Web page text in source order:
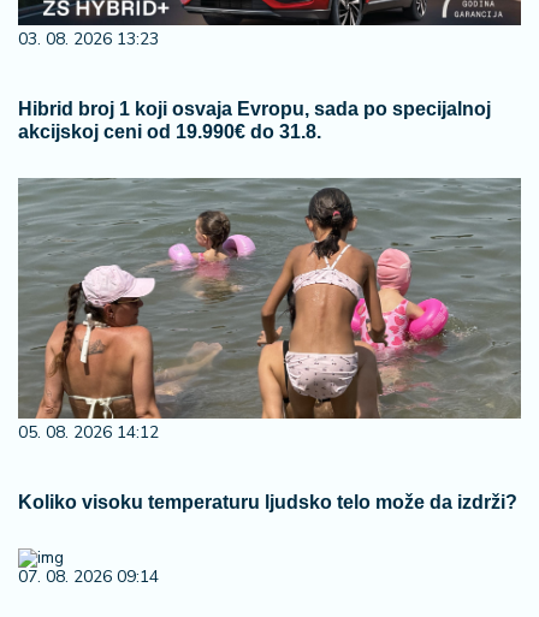
03. 08. 2026 13:23
Hibrid broj 1 koji osvaja Evropu, sada po specijalnoj
akcijskoj ceni od 19.990€ do 31.8.
05. 08. 2026 14:12
Koliko visoku temperaturu ljudsko telo može da izdrži?
07. 08. 2026 09:14